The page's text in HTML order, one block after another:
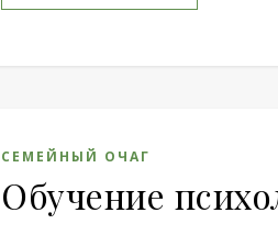
СЕМЕЙНЫЙ ОЧАГ
Обучение